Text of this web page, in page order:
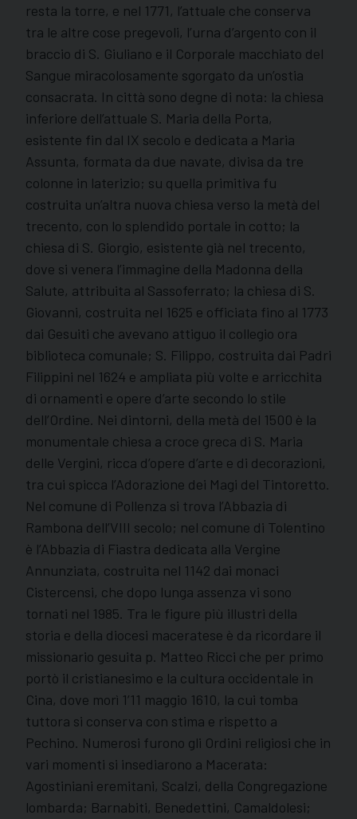
resta la torre, e nel 1771, l’attuale che conserva
tra le altre cose pregevoli, l’urna d’argento con il
braccio di S. Giuliano e il Corporale macchiato del
Sangue miracolosamente sgorgato da un’ostia
consacrata. In città sono degne di nota: la chiesa
inferiore dell’attuale S. Maria della Porta,
esistente fin dal IX secolo e dedicata a Maria
Assunta, formata da due navate, divisa da tre
colonne in laterizio; su quella primitiva fu
costruita un’altra nuova chiesa verso la metà del
trecento, con lo splendido portale in cotto; la
chiesa di S. Giorgio, esistente già nel trecento,
dove si venera l’immagine della Madonna della
Salute, attribuita al Sassoferrato; la chiesa di S.
Giovanni, costruita nel 1625 e officiata fino al 1773
dai Gesuiti che avevano attiguo il collegio ora
biblioteca comunale; S. Filippo, costruita dai Padri
Filippini nel 1624 e ampliata più volte e arricchita
di ornamenti e opere d’arte secondo lo stile
dell’Ordine. Nei dintorni, della metà del 1500 è la
monumentale chiesa a croce greca di S. Maria
delle Vergini, ricca d’opere d’arte e di decorazioni,
tra cui spicca l’Adorazione dei Magi del Tintoretto.
Nel comune di Pollenza si trova l’Abbazia di
Rambona dell’VIII secolo; nel comune di Tolentino
è l’Abbazia di Fiastra dedicata alla Vergine
Annunziata, costruita nel 1142 dai monaci
Cistercensi, che dopo lunga assenza vi sono
tornati nel 1985. Tra le figure più illustri della
storia e della diocesi maceratese è da ricordare il
missionario gesuita p. Matteo Ricci che per primo
portò il cristianesimo e la cultura occidentale in
Cina, dove morì 1’11 maggio 1610, la cui tomba
tuttora si conserva con stima e rispetto a
Pechino. Numerosi furono gli Ordini religiosi che in
vari momenti si insediarono a Macerata:
Agostiniani eremitani, Scalzi, della Congregazione
lombarda; Barnabiti, Benedettini, Camaldolesi;